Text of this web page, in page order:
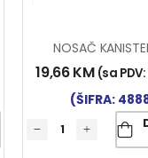
19,66KM (sa PDV:
(ŠIFRA: